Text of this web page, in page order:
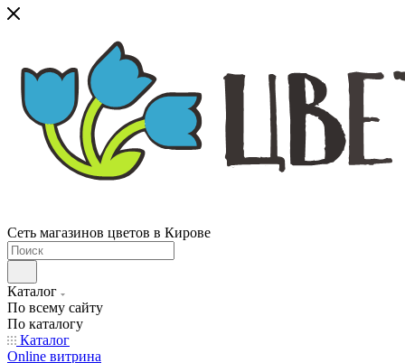
Сеть магазинов цветов в Кирове
Каталог
По всему сайту
По каталогу
Каталог
Online витрина